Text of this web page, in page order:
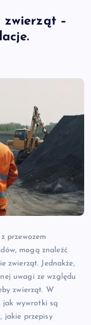
zwierząt –
przewozem
mogą znaleźć
zwierząt. Jednakże,
uwagi ze względu
zwierząt. W
jak wywrotki są
jakie przepisy